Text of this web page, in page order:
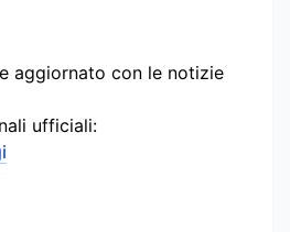
aggiornato con le notizie
ufficiali: